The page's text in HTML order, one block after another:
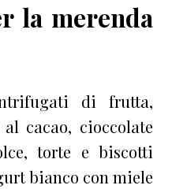
la merenda
di frutta,
cacao, cioccolate
torte e biscotti
bianco con miele